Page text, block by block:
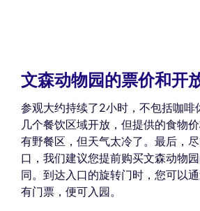
文森动物园的票价和开
参观大约持续了2小时，不包括咖啡
几个餐饮区域开放，但提供的食物
有野餐区，但天气太冷了。最后，
口，我们建议您提前购买文森动物
同。到达入口的旋转门时，您可以
有门票，便可入园。